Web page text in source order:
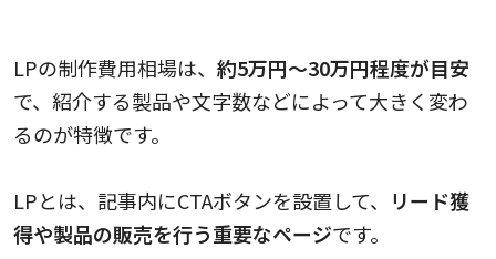
LPの制作費用相場は、 約5万円～30万円程度が目安
で、紹介する製品や文字数などによって大きく変わ
るのが特徴です。
LPとは、記事内にCTAボタンを設置して、 リード獲
得や製品の販売を行う重要なページです。